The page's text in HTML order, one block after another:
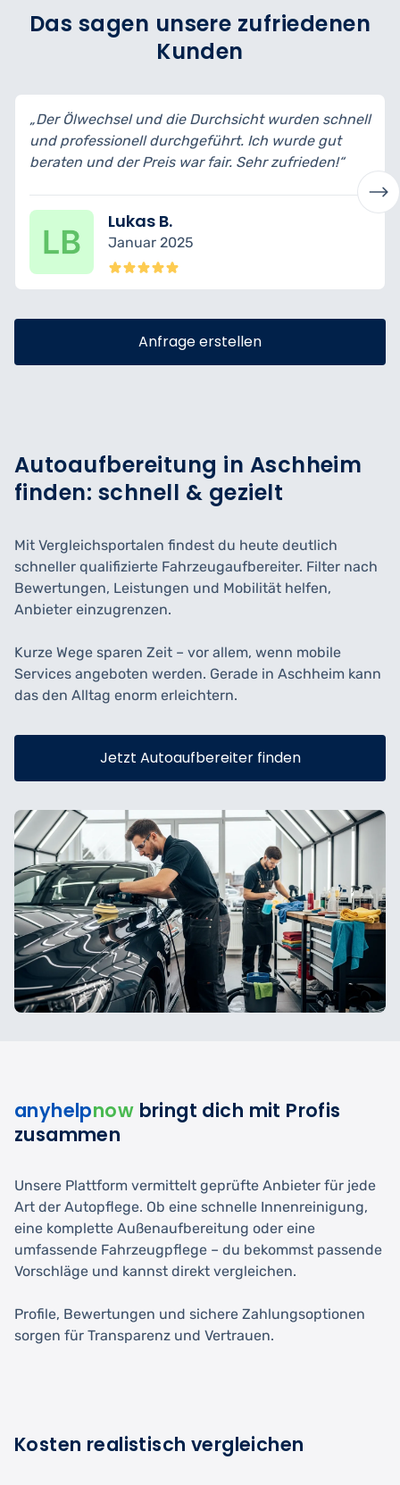
Das sagen unsere zufriedenen
Kunden
schnell
wurde gut
„Ich habe mein Auto zur Inspektion
bin wirklich begeistert vom Service.
transparent erklärt und fachgerecht
Anfrage erstellen
Autoaufbereitung in Aschheim
finden: schnell & gezielt
Mit Vergleichsportalen findest du heute deutlich
schneller qualifizierte Fahrzeugaufbereiter. Filter nach
Bewertungen, Leistungen und Mobilität helfen,
Anbieter einzugrenzen.
Kurze Wege sparen Zeit – vor allem, wenn mobile
Services angeboten werden. Gerade in Aschheim kann
das den Alltag enorm erleichtern.
Jetzt Autoaufbereiter finden
anyhelpnow bringt dich mit Profis
zusammen
Unsere Plattform vermittelt geprüfte Anbieter für jede
Art der Autopflege. Ob eine schnelle Innenreinigung,
eine komplette Außenaufbereitung oder eine
umfassende Fahrzeugpflege – du bekommst passende
Vorschläge und kannst direkt vergleichen.
Profile, Bewertungen und sichere Zahlungsoptionen
sorgen für Transparenz und Vertrauen.
Kosten realistisch vergleichen